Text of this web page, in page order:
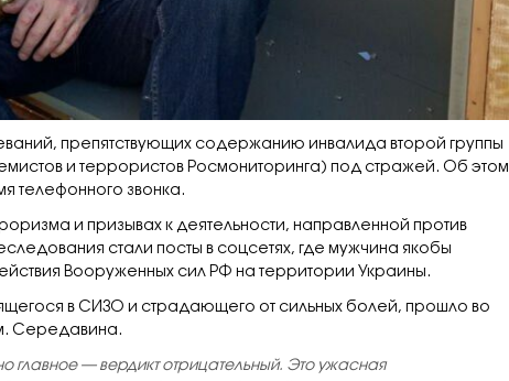
препятствующих содержанию инвалида второй группы
и террористов Росмониторинга) под стражей. Об этом
телефонного звонка.
и призывах к деятельности, направленной против
стали посты в соцсетях, где мужчина якобы
Вооруженных сил РФ на территории Украины.
в СИЗО и страдающего от сильных болей, прошло во
Середавина.
главное — вердикт отрицательный. Это ужасная